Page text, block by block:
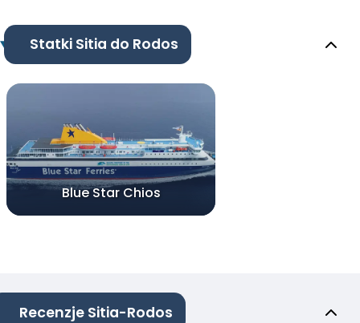
Statki Sitia do Rodos
Blue Star Chios
Recenzje Sitia-Rodos